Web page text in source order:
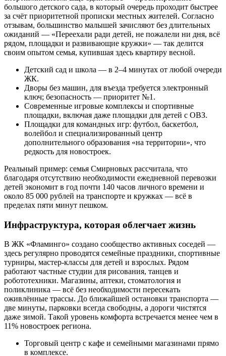
большого детского сада, в который очередь проходит быстрее
за счёт приоритетной прописки местных жителей. Согласно
отзывам, большинство малышей зачисляют без длительных
ожиданий — «Переехали ради детей, не пожалели ни дня, всё
рядом, площадки и развивающие кружки» — так делится
своим опытом семья, купившая здесь квартиру весной.
Детский сад и школа — в 2–4 минутах от любой очереди
ЖК.
Дворы без машин, для въезда требуется электронный
ключ; безопасность — приоритет №1.
Современные игровые комплексы и спортивные
площадки, включая даже площадки для детей с ОВЗ.
Площадки для командных игр: футбол, баскетбол,
волейбол и специализированный центр
дополнительного образования «на территории», что
редкость для новостроек.
Реальный пример: семья Смирновых рассчитала, что
благодаря отсутствию необходимости ежедневной перевозки
детей экономит в год почти 140 часов личного времени и
около 85 000 рублей на транспорте и кружках — всё в
пределах пяти минут пешком.
Инфраструктура, которая облегчает жизнь
В ЖК «Фламинго» создано сообщество активных соседей —
здесь регулярно проводятся семейные праздники, спортивные
турниры, мастер-классы для детей и взрослых. Рядом
работают частные студии для рисования, танцев и
робототехники. Магазины, аптеки, стоматология и
поликлиника — всё без необходимости пересекать
оживлённые трассы. До ближайшей остановки транспорта —
две минуты, парковки всегда свободны, а дороги чистятся
даже зимой. Такой уровень комфорта встречается менее чем в
11% новостроек региона.
Торговый центр с кафе и семейными магазинами прямо
в комплексе.